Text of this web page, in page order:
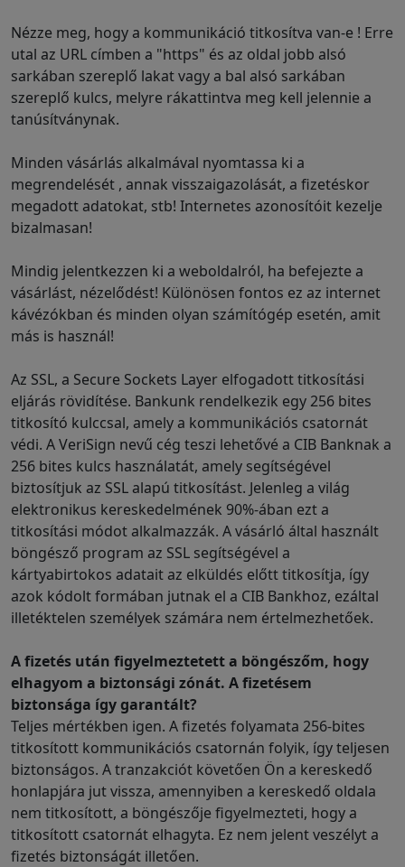
Nézze meg, hogy a kommunikáció titkosítva van-e ! Erre
utal az URL címben a "https" és az oldal jobb alsó
sarkában szereplő lakat vagy a bal alsó sarkában
szereplő kulcs, melyre rákattintva meg kell jelennie a
tanúsítványnak.
Minden vásárlás alkalmával nyomtassa ki a
megrendelését , annak visszaigazolását, a fizetéskor
megadott adatokat, stb! Internetes azonosítóit kezelje
bizalmasan!
Mindig jelentkezzen ki a weboldalról, ha befejezte a
vásárlást, nézelődést! Különösen fontos ez az internet
kávézókban és minden olyan számítógép esetén, amit
más is használ!
Az SSL, a Secure Sockets Layer elfogadott titkosítási
eljárás rövidítése. Bankunk rendelkezik egy 256 bites
titkosító kulccsal, amely a kommunikációs csatornát
védi. A VeriSign nevű cég teszi lehetővé a CIB Banknak a
256 bites kulcs használatát, amely segítségével
biztosítjuk az SSL alapú titkosítást. Jelenleg a világ
elektronikus kereskedelmének 90%-ában ezt a
titkosítási módot alkalmazzák. A vásárló által használt
böngésző program az SSL segítségével a
kártyabirtokos adatait az elküldés előtt titkosítja, így
azok kódolt formában jutnak el a CIB Bankhoz, ezáltal
illetéktelen személyek számára nem értelmezhetőek.
A fizetés után figyelmeztetett a böngészőm, hogy
elhagyom a biztonsági zónát. A fizetésem
biztonsága így garantált?
Teljes mértékben igen. A fizetés folyamata 256-bites
titkosított kommunikációs csatornán folyik, így teljesen
biztonságos. A tranzakciót követően Ön a kereskedő
honlapjára jut vissza, amennyiben a kereskedő oldala
nem titkosított, a böngészője figyelmezteti, hogy a
titkosított csatornát elhagyta. Ez nem jelent veszélyt a
fizetés biztonságát illetően.